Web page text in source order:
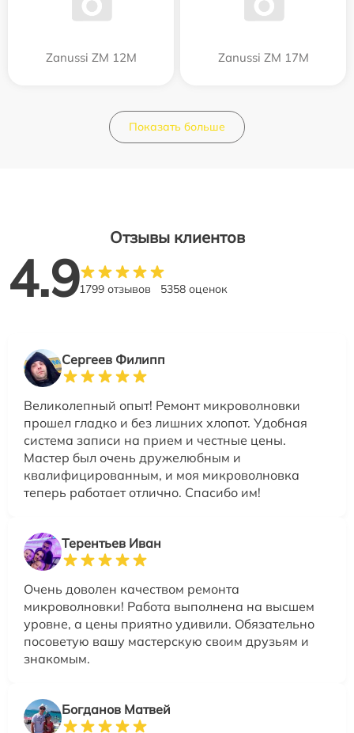
Zanussi ZM 12M Zanussi ZM 17M
Показать больше
Отзывы клиентов
4.91799 отзывов 5358 оценок
Сергеев Филипп
Великолепный опыт! Ремонт микроволновки
прошел гладко и без лишних хлопот. Удобная
система записи на прием и честные цены.
Мастер был очень дружелюбным и
квалифицированным, и моя микроволновка
теперь работает отлично. Спасибо им!
Терентьев Иван
Очень доволен качеством ремонта
микроволновки! Работа выполнена на высшем
уровне, а цены приятно удивили. Обязательно
посоветую вашу мастерскую своим друзьям и
знакомым.
Богданов Матвей